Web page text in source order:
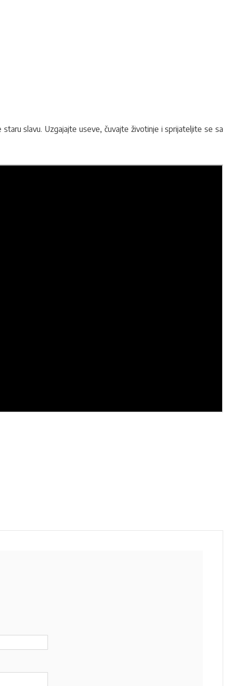
staru slavu. Uzgajajte useve, čuvajte životinje i sprijateljite se sa